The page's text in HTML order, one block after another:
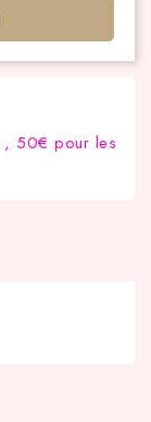
, 50€ pour les